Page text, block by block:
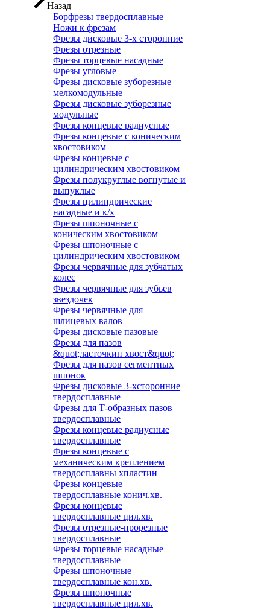
Назад
Борфрезы твердосплавные
Ножи к фрезам
Фрезы дисковые 3-х сторонние
Фрезы отрезные
Фрезы торцевые насадные
Фрезы угловые
Фрезы дисковые зуборезные
мелкомодульные
Фрезы дисковые зуборезные
модульные
Фрезы концевые радиусные
Фрезы концевые с коническим
хвостовиком
Фрезы концевые с
цилиндрическим хвостовиком
Фрезы полукруглые вогнутые и
выпуклые
Фрезы цилиндрические
насадные и к/х
Фрезы шпоночные с
коническим хвостовиком
Фрезы шпоночные с
цилиндрическим хвостовиком
Фрезы червячные для зубчатых
колес
Фрезы червячные для зубьев
звездочек
Фрезы червячные для
шлицевых валов
Фрезы дисковые пазовые
Фрезы для пазов
&quot;ласточкин хвост&quot;
Фрезы для пазов сегментных
шпонок
Фрезы дисковые 3-хсторонние
твердосплавные
Фрезы для Т-образных пазов
твердосплавные
Фрезы концевые радиусные
твердосплавные
Фрезы концевые с
механическим креплением
твердосплавны хпластин
Фрезы концевые
твердосплавные конич.хв.
Фрезы концевые
твердосплавные цил.хв.
Фрезы отрезные-прорезные
твердосплавные
Фрезы торцевые насадные
твердосплавные
Фрезы шпоночные
твердосплавные кон.хв.
Фрезы шпоночные
твердосплавные цил.хв.